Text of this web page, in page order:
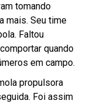
tomando
mais. Seu time
Faltou
quando
em campo.
propulsora
Foi assim